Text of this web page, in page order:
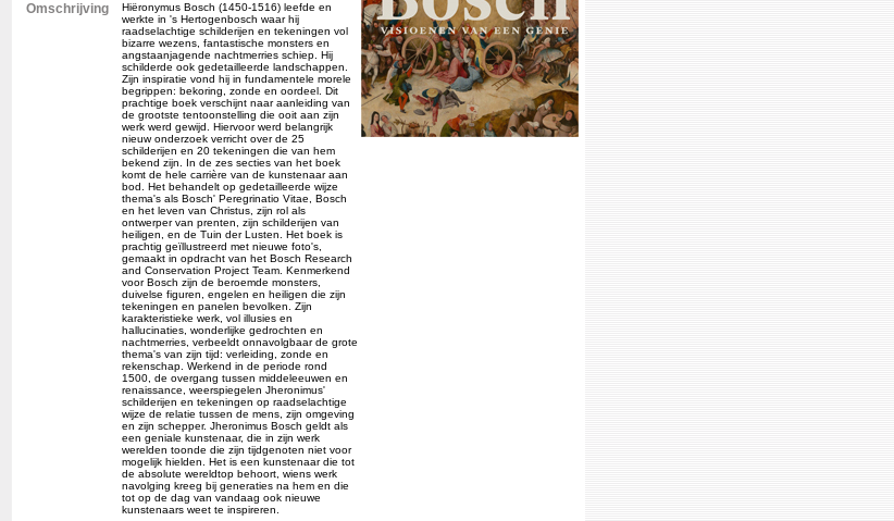
Omschrijving
Hiëronymus Bosch (1450-1516) leefde en
werkte in 's Hertogenbosch waar hij
raadselachtige schilderijen en tekeningen vol
bizarre wezens, fantastische monsters en
angstaanjagende nachtmerries schiep. Hij
schilderde ook gedetailleerde landschappen.
Zijn inspiratie vond hij in fundamentele morele
begrippen: bekoring, zonde en oordeel. Dit
prachtige boek verschijnt naar aanleiding van
de grootste tentoonstelling die ooit aan zijn
werk werd gewijd. Hiervoor werd belangrijk
nieuw onderzoek verricht over de 25
schilderijen en 20 tekeningen die van hem
bekend zijn. In de zes secties van het boek
komt de hele carrière van de kunstenaar aan
bod. Het behandelt op gedetailleerde wijze
thema's als Bosch' Peregrinatio Vitae, Bosch
en het leven van Christus, zijn rol als
ontwerper van prenten, zijn schilderijen van
heiligen, en de Tuin der Lusten. Het boek is
prachtig geïllustreerd met nieuwe foto's,
gemaakt in opdracht van het Bosch Research
and Conservation Project Team. Kenmerkend
voor Bosch zijn de beroemde monsters,
duivelse figuren, engelen en heiligen die zijn
tekeningen en panelen bevolken. Zijn
karakteristieke werk, vol illusies en
hallucinaties, wonderlijke gedrochten en
nachtmerries, verbeeldt onnavolgbaar de grote
thema's van zijn tijd: verleiding, zonde en
rekenschap. Werkend in de periode rond
1500, de overgang tussen middeleeuwen en
renaissance, weerspiegelen Jheronimus'
schilderijen en tekeningen op raadselachtige
wijze de relatie tussen de mens, zijn omgeving
en zijn schepper. Jheronimus Bosch geldt als
een geniale kunstenaar, die in zijn werk
werelden toonde die zijn tijdgenoten niet voor
mogelijk hielden. Het is een kunstenaar die tot
de absolute wereldtop behoort, wiens werk
navolging kreeg bij generaties na hem en die
tot op de dag van vandaag ook nieuwe
kunstenaars weet te inspireren.